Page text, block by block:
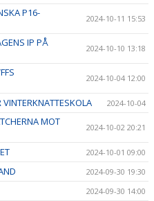
P16-
2024-10-11 15:53
IP PÅ
2024-10-10 13:18
2024-10-04 12:00
2024-10-04
MOT
2024-10-02 20:21
2024-10-01 09:00
2024-09-30 19:30
2024-09-30 14:00